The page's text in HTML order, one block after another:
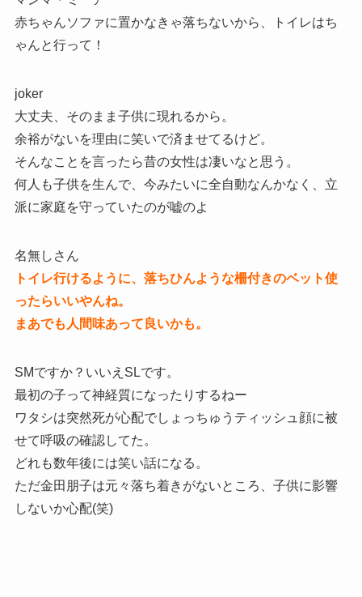
赤ちゃんソファに置かなきゃ落ちないから、トイレはち
ゃんと行って！
joker
大丈夫、そのまま子供に現れるから。
余裕がないを理由に笑いで済ませてるけど。
そんなことを言ったら昔の女性は凄いなと思う。
何人も子供を生んで、今みたいに全自動なんかなく、立
派に家庭を守っていたのが嘘のよ
名無しさん
トイレ行けるように、落ちひんような柵付きのベット使
ったらいいやんね。
まあでも人間味あって良いかも。
SMですか？いいえSLです。
最初の子って神経質になったりするねー
ワタシは突然死が心配でしょっちゅうティッシュ顔に被
せて呼吸の確認してた。
どれも数年後には笑い話になる。
ただ金田朋子は元々落ち着きがないところ、子供に影響
しないか心配(笑)